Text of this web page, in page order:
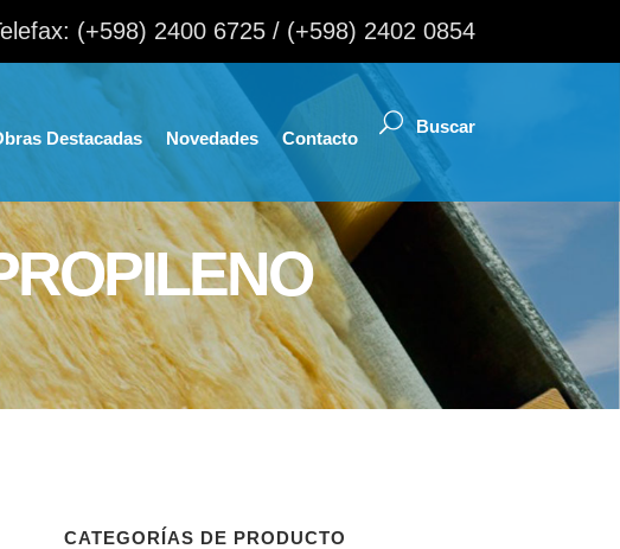
(+598) 2400 6725 / (+598) 2402 0854
Destacadas Novedades Contacto
CATEGORÍAS DE PRODUCTO